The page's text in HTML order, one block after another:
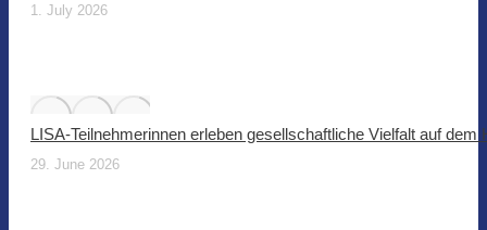
1. July 2026
LISA-Teilnehmerinnen erleben gesellschaftliche Vielfalt auf dem
29. June 2026